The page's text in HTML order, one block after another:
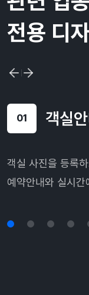
전용 디
01 객실
객실 사진을 등록
예약안내와 실시